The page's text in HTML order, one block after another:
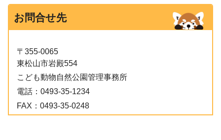
お問合せ先
〒355-0065
東松山市岩殿554
こども動物自然公園管理事務所
電話： 0493-35-1234
FAX： 0493-35-0248